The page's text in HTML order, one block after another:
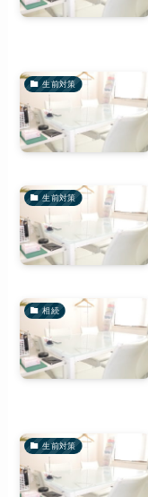
生前対策
生前対策
相続
生前対策